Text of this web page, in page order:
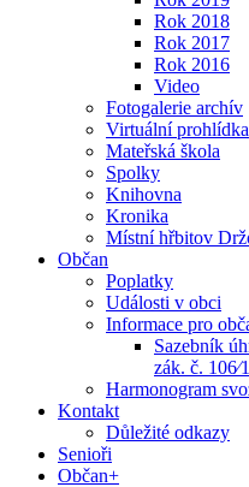
Rok 2018
Rok 2017
Rok 2016
Video
Fotogalerie archív
Virtuální prohlídka
Mateřská škola
Spolky
Knihovna
Kronika
Místní hřbitov
Občan
Poplatky
Události v obci
Informace pro
Sazebník
zák. č.
Harmonogram
Kontakt
Důležité odkazy
Senioři
Občan+